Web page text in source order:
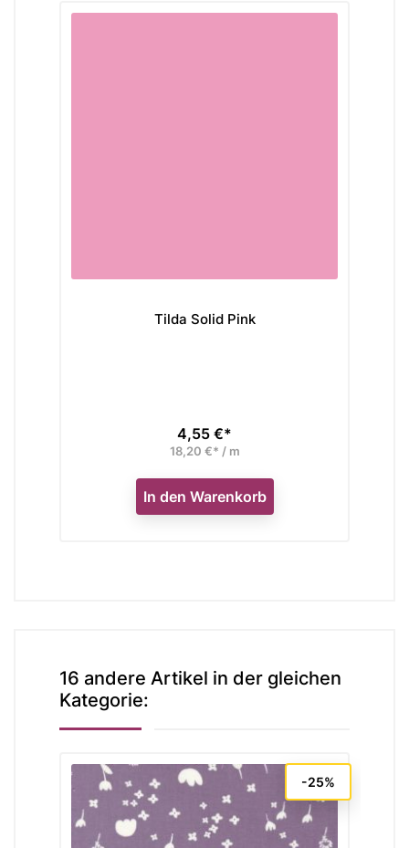
Tilda Solid Pink
Preis
4,55 €*
18,20 €* / m
In den Warenkorb
16 andere Artikel in der gleichen
Kategorie:
-25%